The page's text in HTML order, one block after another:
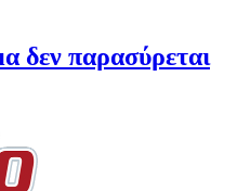
δεν παρασύρεται